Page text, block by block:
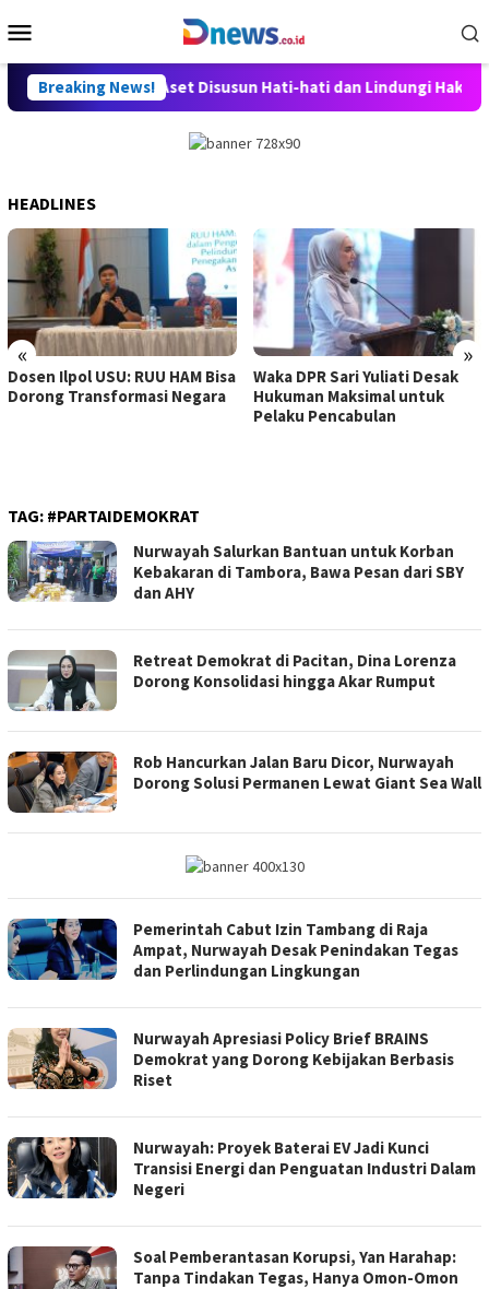
to
Menu
Breaking News!Aset Disusun Hati-hati dan Lindungi Hak
HEADLINES
« »
Dosen Ilpol USU: RUU HAM Bisa
Dorong Transformasi Negara
Waka DPR Sari Yuliati Desak
Hukuman Maksimal untuk
Pelaku Pencabulan
TAG: #PARTAIDEMOKRAT
Nurwayah Salurkan Bantuan untuk Korban
Kebakaran di Tambora, Bawa Pesan dari SBY
dan AHY
Retreat Demokrat di Pacitan, Dina Lorenza
Dorong Konsolidasi hingga Akar Rumput
Rob Hancurkan Jalan Baru Dicor, Nurwayah
Dorong Solusi Permanen Lewat Giant Sea Wall
Pemerintah Cabut Izin Tambang di Raja
Ampat, Nurwayah Desak Penindakan Tegas
dan Perlindungan Lingkungan
Nurwayah Apresiasi Policy Brief BRAINS
Demokrat yang Dorong Kebijakan Berbasis
Riset
Nurwayah: Proyek Baterai EV Jadi Kunci
Transisi Energi dan Penguatan Industri Dalam
Negeri
Soal Pemberantasan Korupsi, Yan Harahap:
Tanpa Tindakan Tegas, Hanya Omon-Omon